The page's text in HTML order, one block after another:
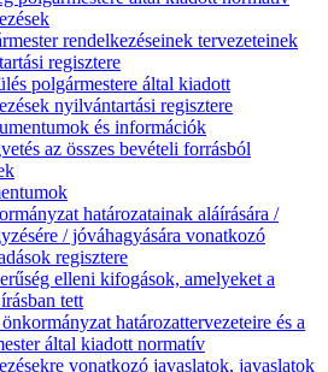
rendelkezéseinek tervezeteinek
regisztere
polgármestere által kiadott
nyilvántartási regisztere
és információk
az összes bevételi forrásból
határozatainak aláírására /
/ jóváhagyására vonatkozó
regisztere
elleni kifogások, amelyeket a
tett
határozattervezeteire és a
által kiadott normatív
vonatkozó javaslatok, javaslatok